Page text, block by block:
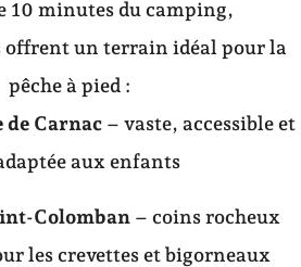
10 minutes du camping,
offrent un terrain idéal pour la
pêche à pied :
de Carnac – vaste, accessible et
aux enfants
Colomban– coins rocheux
les crevettes et bigorneaux